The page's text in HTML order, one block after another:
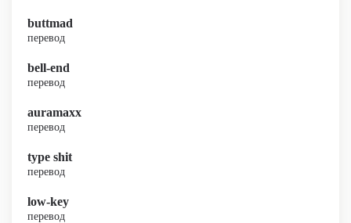
buttmad
перевод
bell-end
перевод
auramaxx
перевод
type shit
перевод
low-key
перевод